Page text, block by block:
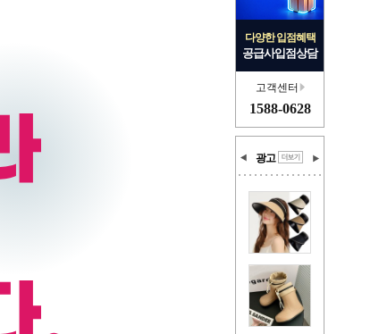
다양한 입점혜택
공급사입점상담
고객센터
1588-0628
광고